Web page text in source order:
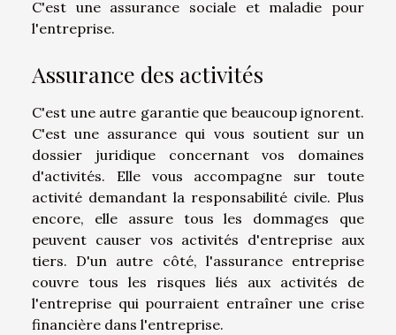
C'est une assurance sociale et maladie pour
l'entreprise.
Assurance des activités
C'est une autre garantie que beaucoup ignorent.
C'est une assurance qui vous soutient sur un
dossier juridique concernant vos domaines
d'activités. Elle vous accompagne sur toute
activité demandant la responsabilité civile. Plus
encore, elle assure tous les dommages que
peuvent causer vos activités d'entreprise aux
tiers. D'un autre côté, l'assurance entreprise
couvre tous les risques liés aux activités de
l'entreprise qui pourraient entraîner une crise
financière dans l'entreprise.